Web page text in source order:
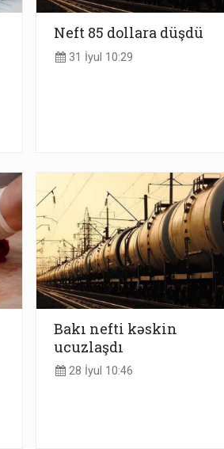
Neft 85 dollara düşdü
31 İyul 10:29
Bakı nefti kəskin
ucuzlaşdı
28 İyul 10:46